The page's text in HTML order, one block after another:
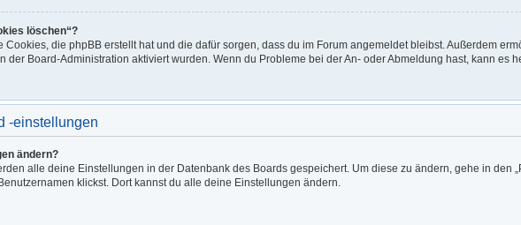
löschen“?
Cookies, die phpBB erstellt hat und die dafür sorgen, dass du im Forum angemeldet bleibst. Außerdem
der Board-Administration aktiviert wurden. Wenn du Probleme bei der An- oder Abmeldung hast, kann es
-einstellungen
ändern?
alle deine Einstellungen in der Datenbank des Boards gespeichert. Um diese zu ändern, gehe in den
klickst. Dort kannst du alle deine Einstellungen ändern.